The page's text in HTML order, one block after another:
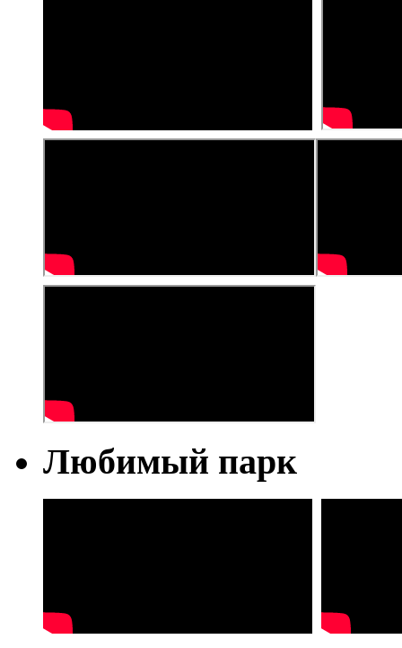
Любимый парк